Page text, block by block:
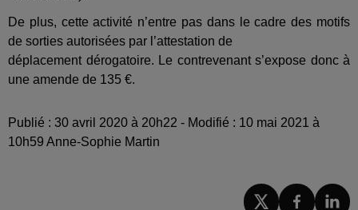
De plus, cette activité n’entre pas dans le cadre des motifs
de sorties autorisées par l’attestation de
déplacement dérogatoire. Le contrevenant s’expose donc à
une amende de 135 €.
Publié : 30 avril 2020 à 20h22 - Modifié : 10 mai 2021 à
10h59 Anne-Sophie Martin